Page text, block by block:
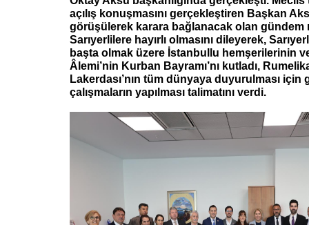
açılış konuşmasını gerçekleştiren Başkan
görüşülerek karara bağlanacak olan gündem
Sarıyerlilere hayırlı olmasını dileyerek,
başta olmak üzere İstanbullu hemşerilerinin
Âlemi’nin Kurban Bayramı’nı kutladı,
Lakerdası’nın tüm dünyaya duyurulması için
çalışmaların yapılması talimatını verdi.